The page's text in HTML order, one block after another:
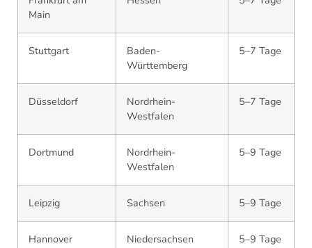
Main
Stuttgart
Baden-
Württemberg
5–7 Tage
Düsseldorf
Nordrhein-
Westfalen
5–7 Tage
Dortmund
Nordrhein-
Westfalen
5–9 Tage
Leipzig Sachsen 5–9 Tage
Hannover Niedersachsen 5–9 Tage